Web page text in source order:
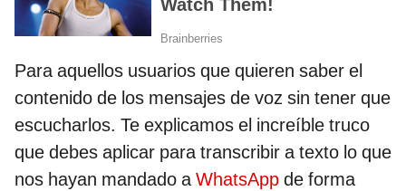
Para aquellos usuarios que quieren saber el
contenido de los mensajes de voz sin tener que
escucharlos. Te explicamos el increíble truco
que debes aplicar para transcribir a texto lo que
nos hayan mandado a WhatsApp de forma